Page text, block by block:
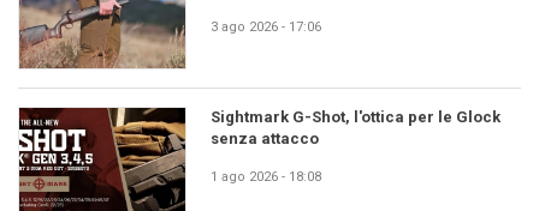
3 ago 2026 - 17:06
Sightmark G-Shot, l'ottica per le Glock
senza attacco
1 ago 2026 - 18:08